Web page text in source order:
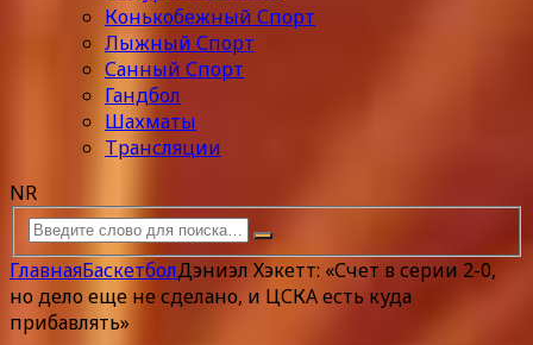
Конькобежный Спорт
Лыжный Спорт
Санный Спорт
Гандбол
Шахматы
Трансляции
NR
ГлавнаяБаскетболДэниэл Хэкетт: «Счет в серии 2-0,
но дело еще не сделано, и ЦСКА есть куда
прибавлять»